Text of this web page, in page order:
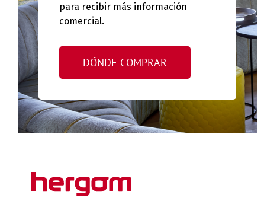
para recibir más información
comercial.
DÓNDE COMPRAR